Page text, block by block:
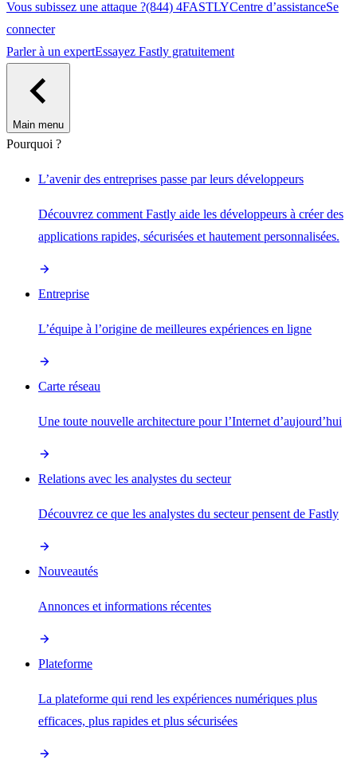
Vous subissez une attaque ?(844) 4FASTLYCentre d’assistanceSe
connecter
Parler à un expertEssayez Fastly gratuitement
Main menu
Pourquoi ?
L’avenir des entreprises passe par leurs développeurs
Découvrez comment Fastly aide les développeurs à créer des
applications rapides, sécurisées et hautement personnalisées.
Entreprise
L’équipe à l’origine de meilleures expériences en ligne
Carte réseau
Une toute nouvelle architecture pour l’Internet d’aujourd’hui
Relations avec les analystes du secteur
Découvrez ce que les analystes du secteur pensent de Fastly
Nouveautés
Annonces et informations récentes
Plateforme
La plateforme qui rend les expériences numériques plus
efficaces, plus rapides et plus sécurisées